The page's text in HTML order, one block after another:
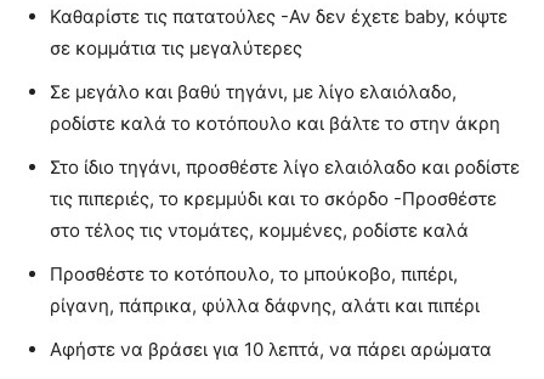
Καθαρίστε τις πατατούλες -Αν δεν έχετε baby, κόψτε
σε κομμάτια τις μεγαλύτερες
Σε μεγάλο και βαθύ τηγάνι, με λίγο ελαιόλαδο,
ροδίστε καλά το κοτόπουλο και βάλτε το στην άκρη
Στο ίδιο τηγάνι, προσθέστε λίγο ελαιόλαδο και ροδίστε
τις πιπεριές, το κρεμμύδι και το σκόρδο -Προσθέστε
στο τέλος τις ντομάτες, κομμένες, ροδίστε καλά
Προσθέστε το κοτόπουλο, το μπούκοβο, πιπέρι,
ρίγανη, πάπρικα, φύλλα δάφνης, αλάτι και πιπέρι
Αφήστε να βράσει για 10 λεπτά, να πάρει αρώματα